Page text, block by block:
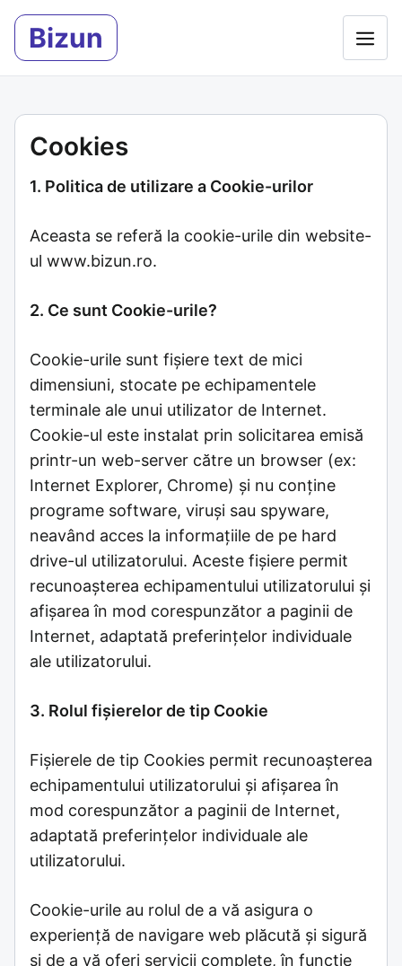
Sari
conținut
Bizun
Cookies
1. Politica de utilizare a Cookie-urilor
Aceasta se referă la cookie-urile din website-
ul www.bizun.ro.
2. Ce sunt Cookie-urile?
Cookie-urile sunt fișiere text de mici
dimensiuni, stocate pe echipamentele
terminale ale unui utilizator de Internet.
Cookie-ul este instalat prin solicitarea emisă
printr-un web-server către un browser (ex:
Internet Explorer, Chrome) și nu conține
programe software, viruși sau spyware,
neavând acces la informațiile de pe hard
drive-ul utilizatorului. Aceste fişiere permit
recunoaşterea echipamentului utilizatorului şi
afişarea în mod corespunzător a paginii de
Internet, adaptată preferinţelor individuale
ale utilizatorului.
3. Rolul fișierelor de tip Cookie
Fișierele de tip Cookies permit recunoaşterea
echipamentului utilizatorului şi afişarea în
mod corespunzător a paginii de Internet,
adaptată preferinţelor individuale ale
utilizatorului.
Cookie-urile au rolul de a vă asigura o
experiență de navigare web plăcută și sigură
și de a vă oferi servicii complete, în funcție